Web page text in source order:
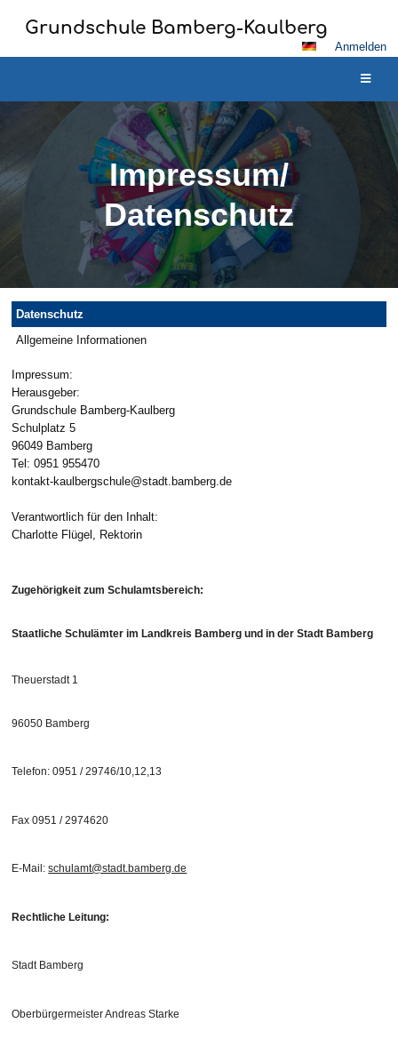
Grundschule Bamberg-Kaulberg
Anmelden
Impressum/
Datenschutz
Impressum/
Datenschutz
Datenschutz
Allgemeine Informationen
Impressum:
Herausgeber:
Grundschule Bamberg-Kaulberg
Schulplatz 5
96049 Bamberg
Tel: 0951 955470
kontakt-kaulbergschule@stadt.bamberg.de
Verantwortlich für den Inhalt:
Charlotte Flügel, Rektorin
Zugehörigkeit zum Schulamtsbereich:
Staatliche Schulämter im Landkreis Bamberg und in der Stadt Bamberg
Theuerstadt 1
96050 Bamberg
Telefon: 0951 / 29746/10,12,13
Fax 0951 / 2974620
E-Mail:schulamt@stadt.bamberg.de
Rechtliche Leitung:
Stadt Bamberg
Oberbürgermeister Andreas Starke